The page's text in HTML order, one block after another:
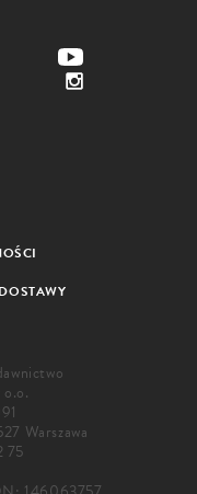
Warszawa
75